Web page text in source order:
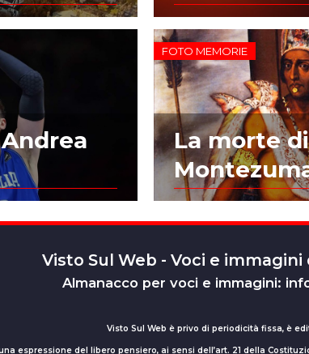
FOTO MEMORIE
La morte di
Visto Sul Web - Voci e
Almanacco per voci e immagini:
Visto Sul Web è privo di periodicità fissa, è
espressione del libero pensiero, ai sensi dell’art. 21 della